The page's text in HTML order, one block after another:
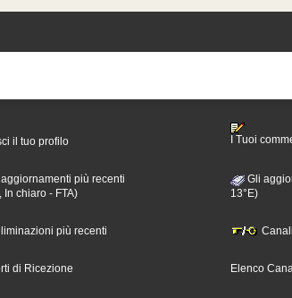
il tuo profilo
I Tuoi
più recenti
In chiaro - FTA)
Gli
13°E)
più recenti
di Ricezione Elenco